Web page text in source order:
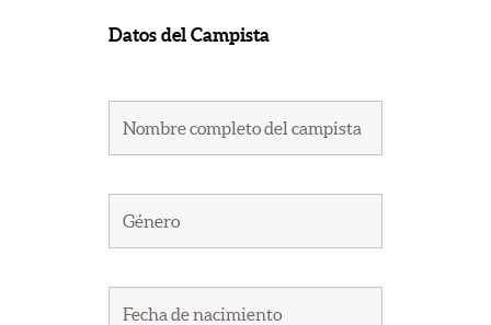
Datos del Campista